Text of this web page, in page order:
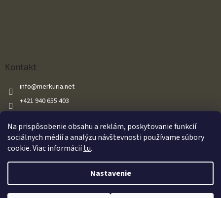
Na prispôsobenie obsahu a reklám, poskytovanie funkcií
sociálnych médií a analýzu návštevnosti používame súbory
cookie. Viac informáciítu.
Nastavenie
Oznamujeme našim zákazníkom že všetky naše vzduchové zbrane sú
Kontakt
info@merkuria.net
+421 940 655 403
Merkuria.net
Copyright 2026Merkuria.net. Všetky práva vyhradené.Upraviť